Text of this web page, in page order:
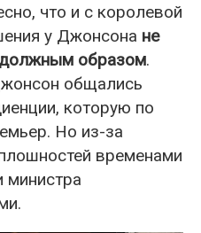
что и с королевой
у Джонсона не
образом.
общались
которую по
Но из-за
временами
министра